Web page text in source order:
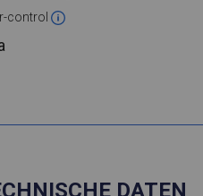
control
DATEN